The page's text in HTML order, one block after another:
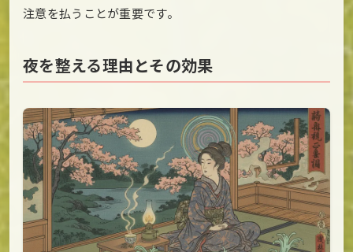
注意を払うことが重要です。
夜を整える理由とその効果